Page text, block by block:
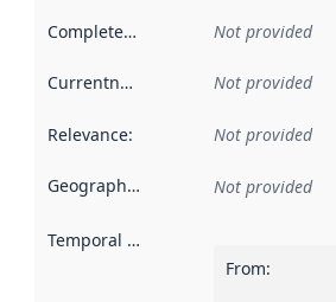
Completeness Not provided
Currentness Not provided
Relevance: Not provided
Geographical scope Not provided
Temporal scope
From: